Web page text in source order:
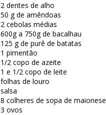
2 dentes de alho
50 g de amêndoas
2 cebolas médias
600g a 750g de bacalhau
125 g de purê de batatas
1 pimentão
1/2 copo de azeite
1 e 1/2 copo de leite
folhas de louro
salsa
8 colheres de sopa de maionese
3 ovos